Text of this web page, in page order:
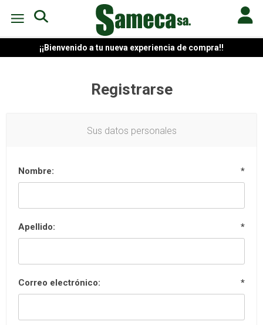
¡¡Bienvenido a tu nueva experiencia de compra!!
Registrarse
Sus datos personales
Nombre: *
Apellido: *
Correo electrónico: *